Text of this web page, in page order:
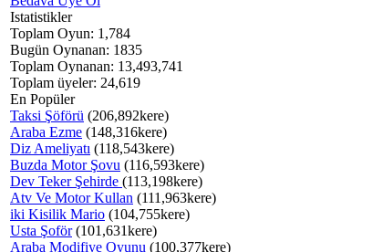
Istatistikler
Toplam Oyun: 1,784
Bugün Oynanan: 1835
Toplam Oynanan: 13,493,741
Toplam üyeler: 24,619
En Popüler
Taksi Şöförü (206,892kere)
Araba Ezme (148,316kere)
Diz Ameliyatı (118,543kere)
Buzda Motor Şovu (116,593kere)
Dev Teker Şehirde (113,198kere)
Atv Ve Motor Kullan (111,963kere)
iki Kisilik Mario (104,755kere)
Usta Şoför(101,631kere)
Araba Modifiye Oyunu (100,377kere)